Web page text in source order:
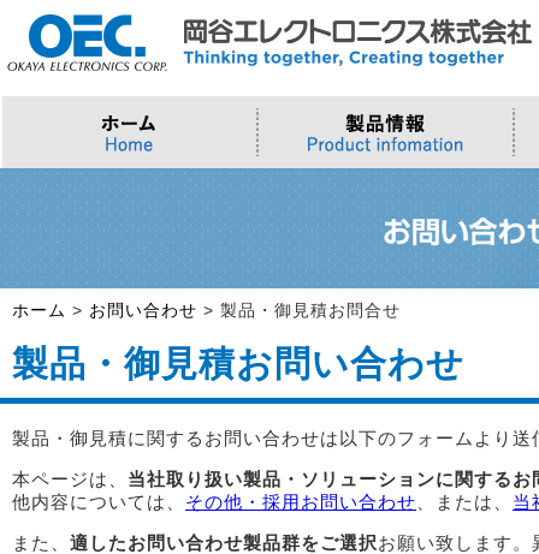
プロセッサ
>Intel (IoT/Embedded)
>Intel (PC)
>Intel Arc Graphics
ソフトウェア・クラウド
>Microsoft Azure
>Windows IoT
>Trellix
>AMI
>AI・IoTソリューション
>インテル IoTソリューション
>評価開発キット
>LLMソリューション
スマートシティ・DX
>ナガレミル / 人流・交通
>会社概要 >トップメッセージ
>製品・御見積お問い合わせ >その他・採用お問い合わせ
ホーム > お問い合わせ > 製品・御見積お問合せ
製品・御見積お問い合わせ
製品・御見積に関するお問い合わせは以下のフォームより送
本ページは、 当社取り扱い製品・ソリューションに関する
他内容については、 その他・採用お問い合わせ 、または、 当
また、 適したお問い合わせ製品群をご選択お願い致します